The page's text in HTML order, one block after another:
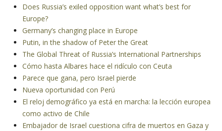
Does Russia’s exiled opposition want what’s best for
Europe?
Germany’s changing place in Europe
Putin, in the shadow of Peter the Great
The Global Threat of Russia’s International Partnerships
Cómo hasta Albares hace el ridículo con Ceuta
Parece que gana, pero Israel pierde
Nueva oportunidad con Perú
El reloj demográfico ya está en marcha: la lección europea
como activo de Chile
Embajador de Israel cuestiona cifra de muertos en Gaza y